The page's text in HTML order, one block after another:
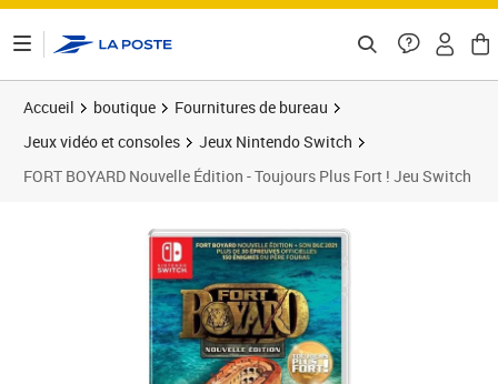
Accueil boutique
Fournitures de bureau
Jeux vidéo et consoles
Jeux Nintendo Switch
FORT BOYARD Nouvelle Édition - Toujours Plus Fort ! Jeu Switch